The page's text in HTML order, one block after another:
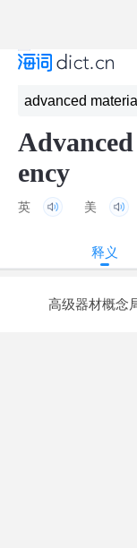
ency
英 美
释义
高级器材概念